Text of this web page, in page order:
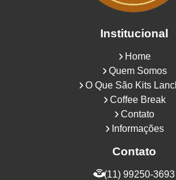
Institucional
Home
Quem Somos
O Que São Kits
Coffee Break
Contato
Informações
Contato
(11) 99250-3693